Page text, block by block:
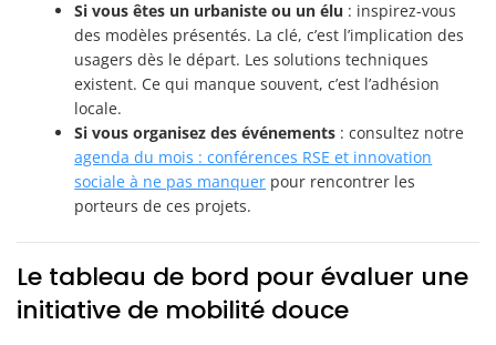
Si vous êtes un urbaniste ou un élu : inspirez-vous
des modèles présentés. La clé, c’est l’implication des
usagers dès le départ. Les solutions techniques
existent. Ce qui manque souvent, c’est l’adhésion
locale.
Si vous organisez des événements : consultez notre
agenda du mois : conférences RSE et innovation
sociale à ne pas manquer pour rencontrer les
porteurs de ces projets.
Le tableau de bord pour évaluer une
initiative de mobilité douce